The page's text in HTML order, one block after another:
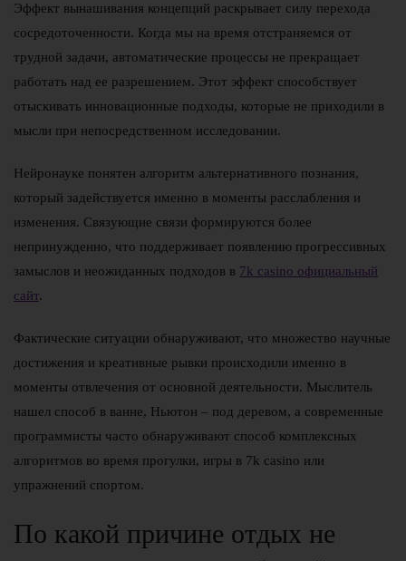
Эффект вынашивания концепций раскрывает силу перехода
сосредоточенности. Когда мы на время отстраняемся от
трудной задачи, автоматические процессы не прекращает
работать над ее разрешением. Этот эффект способствует
отыскивать инновационные подходы, которые не приходили в
мысли при непосредственном исследовании.
Нейронауке понятен алгоритм альтернативного познания,
который задействуется именно в моменты расслабления и
изменения. Связующие связи формируются более
непринужденно, что поддерживает появлению прогрессивных
замыслов и неожиданных подходов в 7k casino официальный
сайт.
Фактические ситуации обнаруживают, что множество научные
достижения и креативные рывки происходили именно в
моменты отвлечения от основной деятельности. Мыслитель
нашел способ в ванне, Ньютон – под деревом, а современные
программисты часто обнаруживают способ комплексных
алгоритмов во время прогулки, игры в 7k casino или
упражнений спортом.
По какой причине отдых не